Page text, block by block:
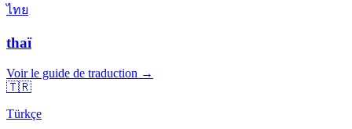
ไทย
thaï
Voir le guide de traduction →
🇹🇷
Türkçe